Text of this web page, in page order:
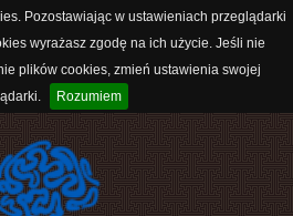
Pozostawiając w ustawieniach przeglądarki
wyrażasz zgodę na ich użycie. Jeśli nie
plików cookies, zmień ustawienia swojej
Rozumiem